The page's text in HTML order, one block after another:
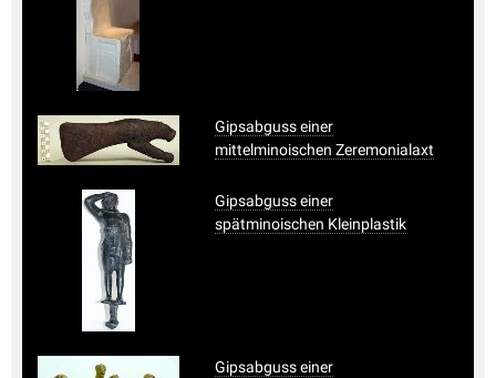
Gipsabguss einer
mittelminoischen Zeremonialaxt
Gipsabguss einer
spätminoischen Kleinplastik
Gipsabguss einer